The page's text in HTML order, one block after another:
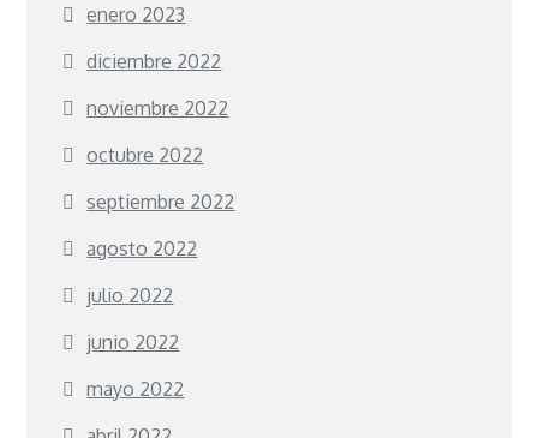
enero 2023
diciembre 2022
noviembre 2022
octubre 2022
septiembre 2022
agosto 2022
julio 2022
junio 2022
mayo 2022